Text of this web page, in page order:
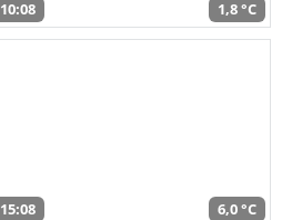
10:08 1,8 °C
15:08 6,0 °C